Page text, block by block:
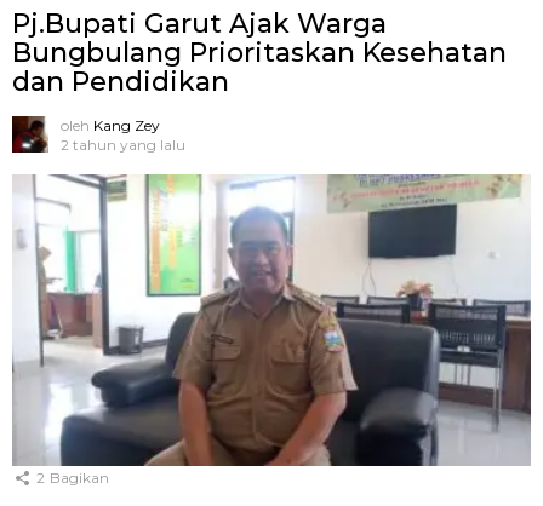
Pj.Bupati Garut Ajak Warga
Bungbulang Prioritaskan Kesehatan
dan Pendidikan
oleh Kang Zey
2 tahun yang lalu
2 Bagikan